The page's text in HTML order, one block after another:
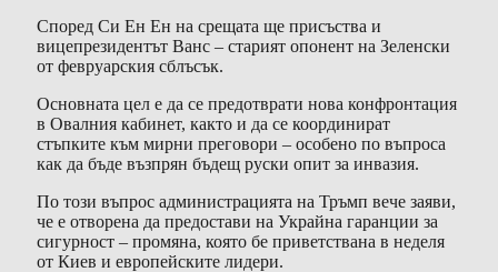
Според Си Ен Ен на срещата ще присъства и
вицепрезидентът Ванс – старият опонент на Зеленски
от февруарския сблъсък.
Основната цел е да се предотврати нова конфронтация
в Овалния кабинет, както и да се координират
стъпките към мирни преговори – особено по въпроса
как да бъде възпрян бъдещ руски опит за инвазия.
По този въпрос администрацията на Тръмп вече заяви,
че е отворена да предостави на Украйна гаранции за
сигурност – промяна, която бе приветствана в неделя
от Киев и европейските лидери.